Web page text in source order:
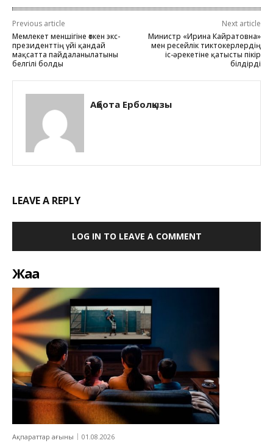
Previous article
Мемлекет меншігіне өткен экс-
президенттің үйі қандай
мақсатта пайдаланылатыны
белгілі болды
Next article
Министр «Ирина Кайратовна»
мен ресейлік тиктокерлердің
іс-әрекетіне қатысты пікір
білдірді
Ақбота Ерболқызы
LEAVE A REPLY
LOG IN TO LEAVE A COMMENT
Жаңа
Ақпараттар ағыны 01.08.2026